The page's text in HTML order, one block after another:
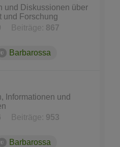
und Diskussionen über
und Forschung
Beiträge: 867
Barbarossa
Informationen und
Beiträge: 953
Barbarossa